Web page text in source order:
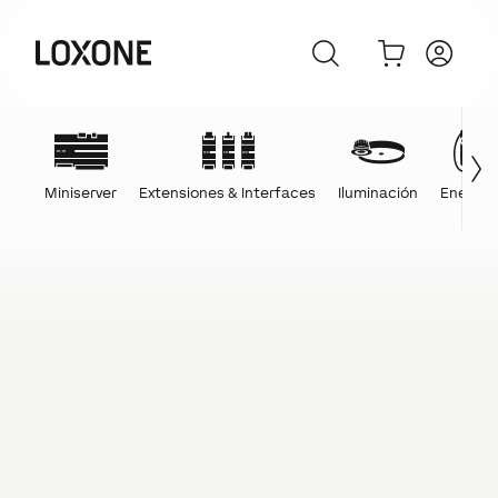
Miniserver Extensiones & Interfaces Iluminación Energía